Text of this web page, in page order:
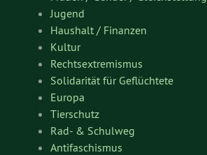
Jugend
Haushalt / Finanzen
Kultur
Rechtsextremismus
Solidarität für Geflüchtete
Europa
Tierschutz
Rad- & Schulweg
Antifaschismus